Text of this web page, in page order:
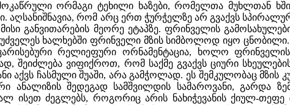
ორმაგი ტეხილი ხაზები, რომელთა მუხლთან
აღსანიშნავია, რომ არც ერთ ჭურჭელზე არ გვაქვს
განვითარების მეორე ეტაპზე. ფრინველის
ხალხებში ფრინველი მზის სიმბოლოდ იყო ცნობილი.
რელიეფური ორნამენტაცია, ხოლო
შეიძლება ვიფიქროთ, რომ საქმე გვაქვს ციური
აქვს ჩასმული შუაში, არა გამჭოლად. ეს შემკულობაც
ანალიზის შედეგად სამშვილდის სამაროვანი, გარდა
ისეთ ძეგლებს, როგორიც არის ნახიჭევანის ქიულ-თეფე